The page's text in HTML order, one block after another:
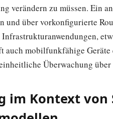
verändern zu müssen. Ein
und über vorkonfigurierte
auch mobilfunkfähige
Überwachung
im Kontext von